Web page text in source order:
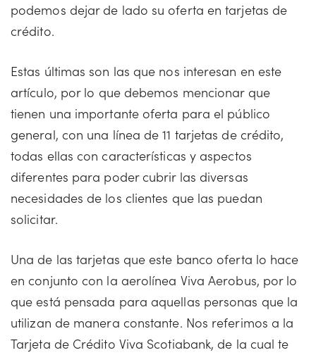
podemos dejar de lado su oferta en tarjetas de
crédito.
Estas últimas son las que nos interesan en este
artículo, por lo que debemos mencionar que
tienen una importante oferta para el público
general, con una línea de 11 tarjetas de crédito,
todas ellas con características y aspectos
diferentes para poder cubrir las diversas
necesidades de los clientes que las puedan
solicitar.
Una de las tarjetas que este banco oferta lo hace
en conjunto con la aerolínea Viva Aerobus, por lo
que está pensada para aquellas personas que la
utilizan de manera constante. Nos referimos a la
Tarjeta de Crédito Viva Scotiabank, de la cual te